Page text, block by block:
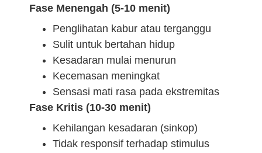
Fase Menengah (5-10 menit)
Penglihatan kabur atau terganggu
Sulit untuk bertahan hidup
Kesadaran mulai menurun
Kecemasan meningkat
Sensasi mati rasa pada ekstremitas
Fase Kritis (10-30 menit)
Kehilangan kesadaran (sinkop)
Tidak responsif terhadap stimulus